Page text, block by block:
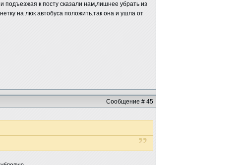
подъезжая к посту сказали нам,лишнее убрать из
на люк автобуса положить.так она и ушла от
Сообщение # 45